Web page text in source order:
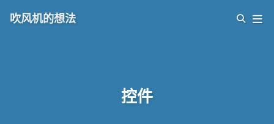
吹风机的想法
控件